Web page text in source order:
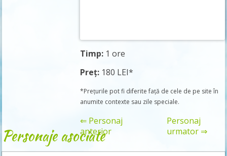
Timp: 1 ore
Preț: 180 LEI*
*Prețurile pot fi diferite față de cele de pe site în
anumite contexte sau zile speciale.
⇐ Personaj
anterior
Personaj
urmator ⇒
Personaje asociate